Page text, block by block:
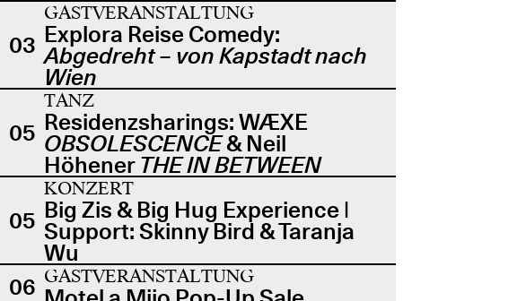
03
GASTVERANSTALTUNG
Explora Reise Comedy:
Abgedreht – von Kapstadt nach
Wien
05
TANZ
Residenzsharings: WÆXE
OBSOLESCENCE& Neil
Höhener THE IN BETWEEN
05
KONZERT
Big Zis & Big Hug Experience |
Support: Skinny Bird & Taranja
Wu
06 GASTVERANSTALTUNG